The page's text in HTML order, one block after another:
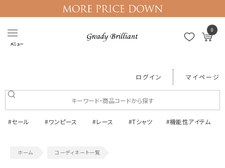
メニュー
0
ログイン マイページ
#セール #ワンピース #レース #Tシャツ #機能性アイテム
コーディネート一覧